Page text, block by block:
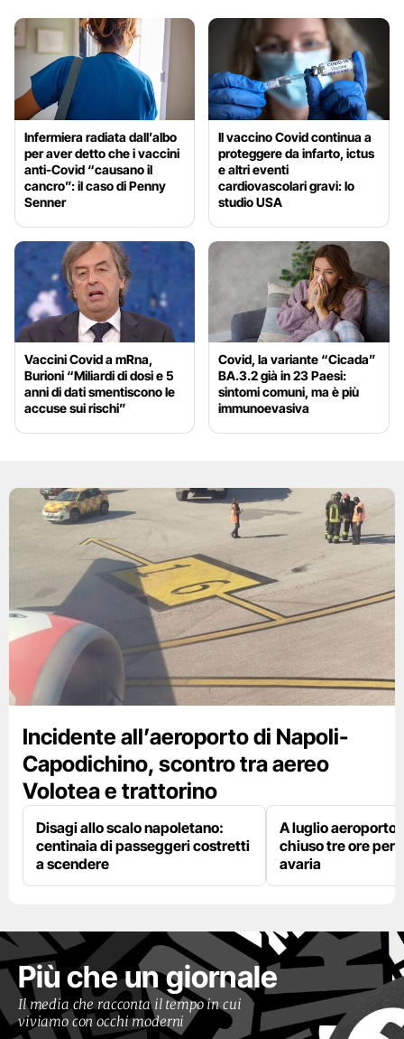
Infermiera radiata dall’albo
per aver detto che i vaccini
anti-Covid “causano il
cancro”: il caso di Penny
Senner
Il vaccino Covid continua a
proteggere da infarto, ictus
e altri eventi
cardiovascolari gravi: lo
studio USA
Vaccini Covid a mRna,
Burioni “Miliardi di dosi e 5
anni di dati smentiscono le
accuse sui rischi”
Covid, la variante “Cicada”
BA.3.2 già in 23 Paesi:
sintomi comuni, ma è più
immunoevasiva
Incidente all’aeroporto di Napoli-
Capodichino, scontro tra aereo
Volotea e trattorino
Disagi allo scalo napoletano:
centinaia di passeggeri costretti
a scendere
A luglio aeroporto
chiuso tre ore per
avaria
Più che un giornale
Il media che racconta il tempo in cui
viviamo con occhi moderni